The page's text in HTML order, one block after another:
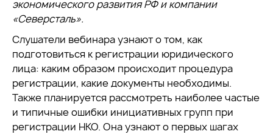
экономического развития РФ и компании
«Северсталь».
Слушатели вебинара узнают о том, как
подготовиться к регистрации юридического
лица: каким образом происходит процедура
регистрации, какие документы необходимы.
Также планируется рассмотреть наиболее частые
и типичные ошибки инициативных групп при
регистрации НКО. Она узнают о первых шагах